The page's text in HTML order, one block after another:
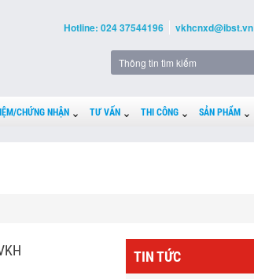
Hotline: 024 37544196 vkhcnxd@ibst.vn
CHỨNG NHẬN TƯ VẤN THI CÔNG SẢN PHẨM
TIN TỨC